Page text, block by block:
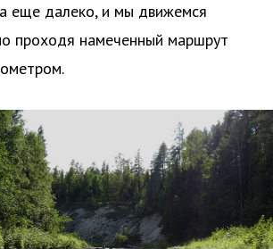
еще далеко, и мы движемся
проходя намеченный маршрут